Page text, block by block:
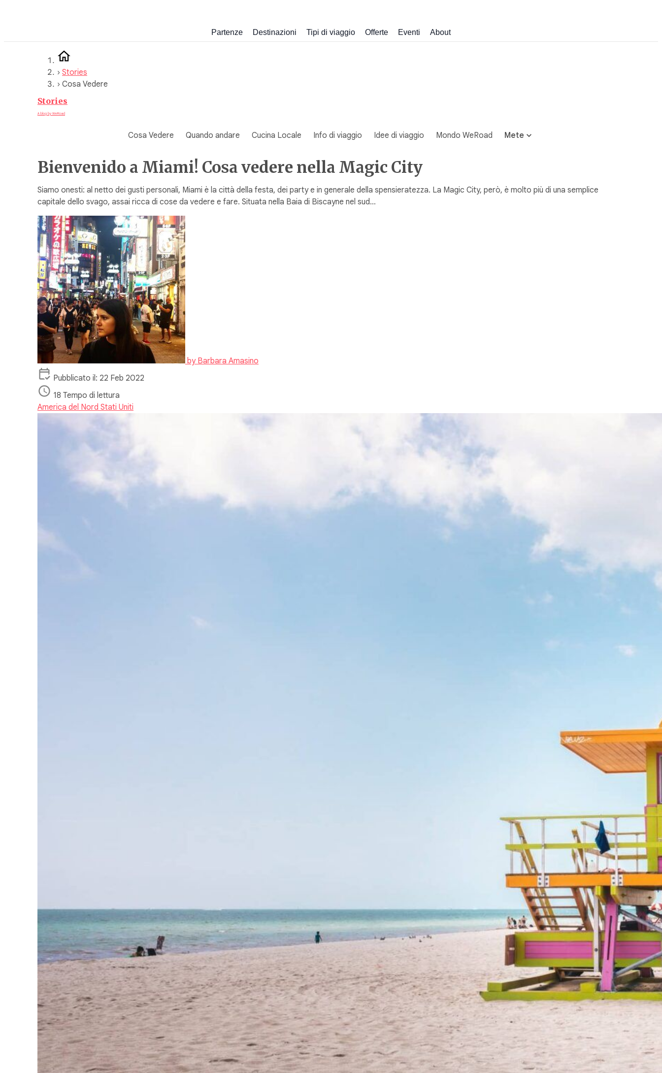
Partenze Destinazioni Tipi di viaggio Offerte Eventi About
› Stories
› Cosa Vedere
Stories
A blog by WeRoad
Cosa Vedere Quando andare Cucina Locale Info di viaggio Idee di viaggio Mondo WeRoad Mete
Bienvenido a Miami! Cosa vedere nella Magic City
Siamo onesti: al netto dei gusti personali, Miami è la città della festa, dei party e in generale della spensieratezza. La Magic City, però, è molto più di una semplice
capitale dello svago, assai ricca di cose da vedere e fare. Situata nella Baia di Biscayne nel sud…
by Barbara Amasino
Pubblicato il: 22 Feb 2022
18 Tempo di lettura
America del Nord Stati Uniti